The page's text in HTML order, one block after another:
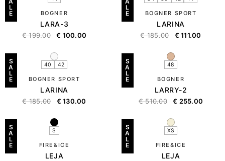
L
E
BOGNER
LARA-3
€199.00 € 100.00
L
E
BOGNER SPORT
LARINA
€185.00 € 111.00
S
A
L
E
40 42
BOGNER SPORT
LARINA
€185.00 € 130.00
S
A
L
E
48
BOGNER
LARRY-2
€510.00 € 255.00
S
A
L
E
S
FIRE&ICE
LEJA
S
A
L
E
XS
FIRE&ICE
LEJA